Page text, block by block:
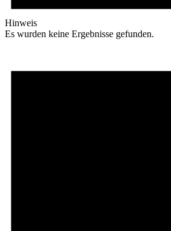
Hinweis
Es wurden keine Ergebnisse gefunden.